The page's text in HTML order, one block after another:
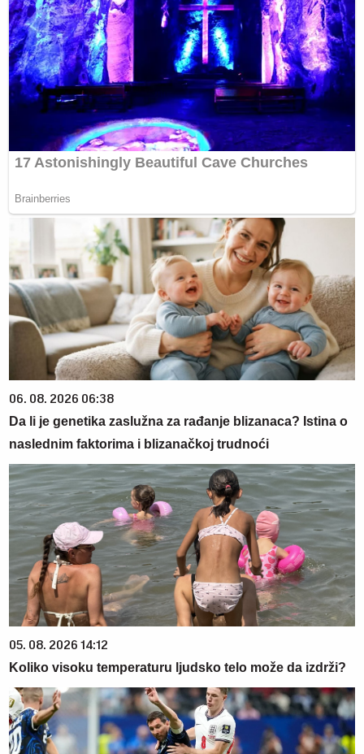
06. 08. 2026 06:38
Da li je genetika zaslužna za rađanje blizanaca? Istina o
naslednim faktorima i blizanačkoj trudnoći
05. 08. 2026 14:12
Koliko visoku temperaturu ljudsko telo može da izdrži?